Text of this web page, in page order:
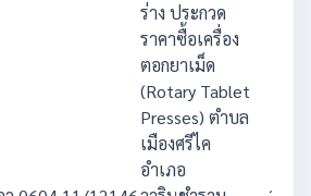
ร่าง ประกวด
ราคาซื้อเครื่อง
ตอกยาเม็ด
(Rotary Tablet
Presses) ตำบล
เมืองศรีไค
อำเภอ